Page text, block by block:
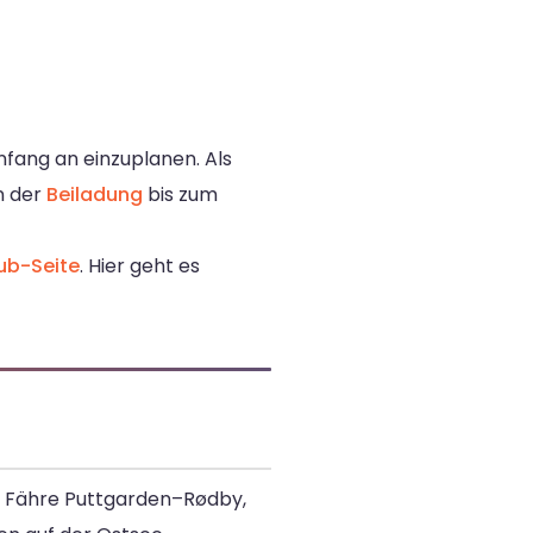
an einzuplanen. Als
der Beiladung bis zum
Seite. Hier geht es
Puttgarden–Rødby,